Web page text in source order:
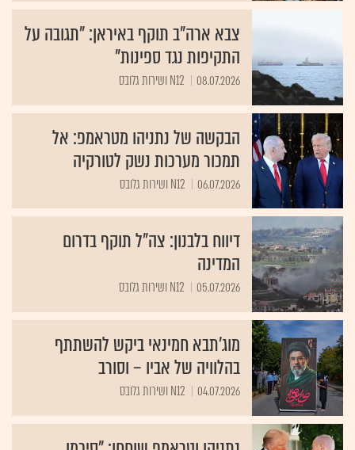
צבא ארה"ב תוקף באיראן: "תגובה על
התקיפות נגד ספינות"
08.07.2026 N12 ושירות גלובס
הבקשה של נתניהו מטראמפ: אל
תמכור מערכות נשק לטורקיה
06.07.2026 N12 ושירות גלובס
דיווח בלבנון: צה"ל תוקף בדרום
המדינה
05.07.2026 N12 ושירות גלובס
מוג'תבא חמינאי ביקש להשתתף
בהלוויה של אביו – וסורב
04.07.2026 N12 ושירות גלובס